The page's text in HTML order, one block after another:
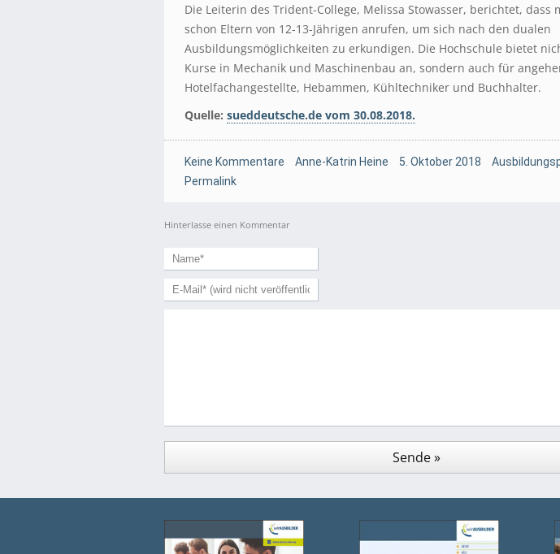
Die Leiterin des Trident-College, Melissa Stowasser, berichtet, dass
schon Eltern von 12-13-Jährigen anrufen, um sich nach den dualen
Ausbildungsmöglichkeiten zu erkundigen. Die Hochschule bietet
Kurse in Mechanik und Maschinenbau an, sondern auch für
Hotelfachangestellte, Hebammen, Kühltechniker und Buchhalter.
Quelle: sueddeutsche.de vom 30.08.2018.
Keine Kommentare Anne-Katrin Heine 5. Oktober 2018
Permalink
Hinterlasse einen Kommentar